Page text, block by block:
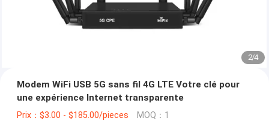
2/4
Modem WiFi USB 5G sans fil 4G LTE Votre clé pour
une expérience Internet transparente
Prix：$3.00 - $185.00/pieces MOQ：1